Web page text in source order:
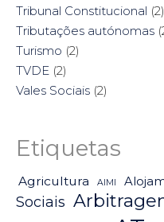
Tribunal Constitucional (2)
Tributações autónomas
Turismo (2)
TVDE (2)
Vales Sociais (2)
Etiquetas
Agricultura AIMI
Sociais